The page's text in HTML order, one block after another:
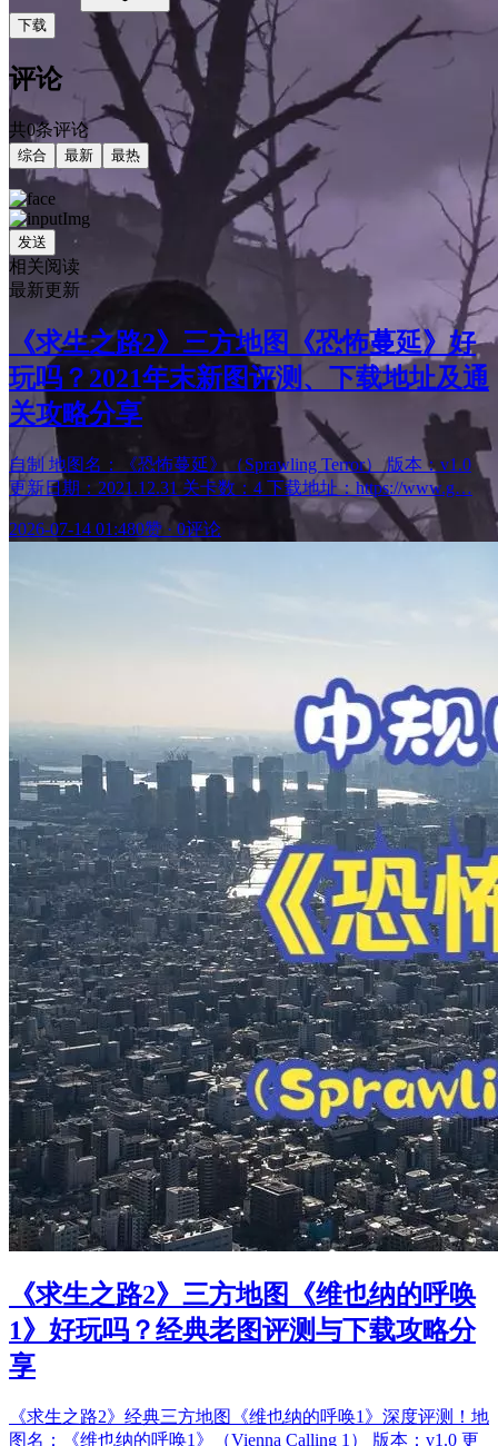
下载
评论
共0条评论
综合 最新 最热
发送
相关阅读
最新更新
《求生之路2》三方地图《恐怖蔓延》好
玩吗？2021年末新图评测、下载地址及通
关攻略分享
自制 地图名：《恐怖蔓延》（Sprawling Terror） 版本：v1.0
更新日期：2021.12.31 关卡数：4 下载地址：https://www.g…
2026-07-14 01:480赞 · 0评论
《求生之路2》三方地图《维也纳的呼唤
1》好玩吗？经典老图评测与下载攻略分
享
《求生之路2》经典三方地图《维也纳的呼唤1》深度评测！地
图名：《维也纳的呼唤1》（Vienna Calling 1） 版本：v1.0 更